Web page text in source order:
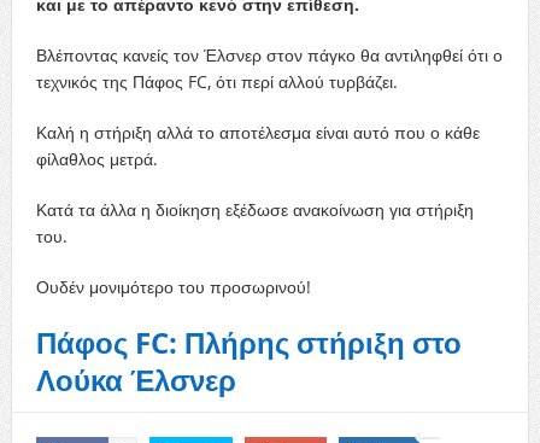
Βλέποντας κανείς τον Έλσνερ στον πάγκο θα αντιληφθεί ότι ο
τεχνικός της Πάφος FC, ότι περί αλλού τυρβάζει.
Καλή η στήριξη αλλά το αποτέλεσμα είναι αυτό που ο κάθε
φίλαθλος μετρά.
Κατά τα άλλα η διοίκηση εξέδωσε ανακοίνωση για στήριξη
του.
Ουδέν μονιμότερο του προσωρινού!
Πάφος FC: Πλήρης στήριξη στο
Λούκα Έλσνερ